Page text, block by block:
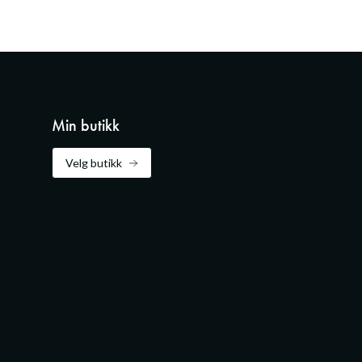
Min butikk
Velg butikk